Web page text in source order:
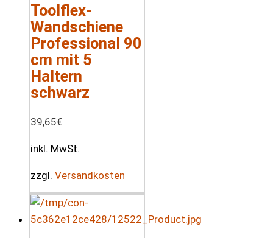
Toolflex-
Wandschiene
Professional 90
cm mit 5
Haltern
schwarz
39,65€
inkl. MwSt.
zzgl. Versandkosten